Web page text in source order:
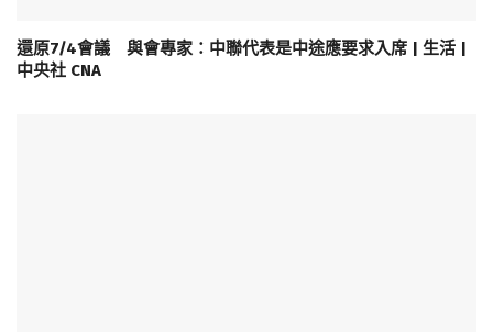
還原7/4會議 與會專家：中聯代表是中途應要求入席 | 生活 |
中央社 CNA